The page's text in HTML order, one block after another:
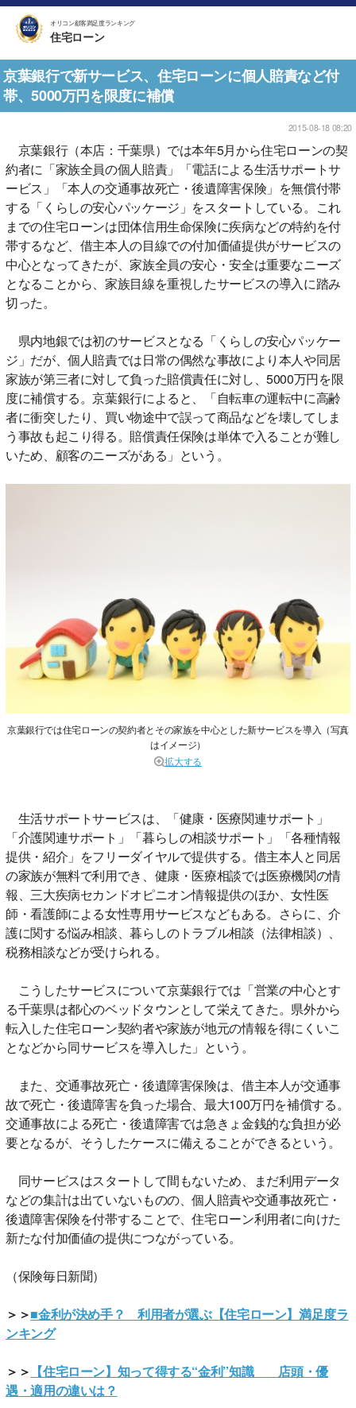
オリコン顧客満足度ランキング
住宅ローン
京葉銀行で新サービス、住宅ローンに個人賠責など付
帯、5000万円を限度に補償
2015-08-18 08:20
京葉銀行（本店：千葉県）では本年5月から住宅ローンの契
約者に「家族全員の個人賠責」「電話による生活サポートサ
ービス」「本人の交通事故死亡・後遺障害保険」を無償付帯
する「くらしの安心パッケージ」をスタートしている。これ
までの住宅ローンは団体信用生命保険に疾病などの特約を付
帯するなど、借主本人の目線での付加価値提供がサービスの
中心となってきたが、家族全員の安心・安全は重要なニーズ
となることから、家族目線を重視したサービスの導入に踏み
切った。
県内地銀では初のサービスとなる「くらしの安心パッケー
ジ」だが、個人賠責では日常の偶然な事故により本人や同居
家族が第三者に対して負った賠償責任に対し、5000万円を限
度に補償する。京葉銀行によると、「自転車の運転中に高齢
者に衝突したり、買い物途中で誤って商品などを壊してしま
う事故も起こり得る。賠償責任保険は単体で入ることが難し
いため、顧客のニーズがある」という。
京葉銀行では住宅ローンの契約者とその家族を中心とした新サービスを導入（写真
はイメージ）
拡大する
生活サポートサービスは、「健康・医療関連サポート」
「介護関連サポート」「暮らしの相談サポート」「各種情報
提供・紹介」をフリーダイヤルで提供する。借主本人と同居
の家族が無料で利用でき、健康・医療相談では医療機関の情
報、三大疾病セカンドオピニオン情報提供のほか、女性医
師・看護師による女性専用サービスなどもある。さらに、介
護に関する悩み相談、暮らしのトラブル相談（法律相談）、
税務相談などが受けられる。
こうしたサービスについて京葉銀行では「営業の中心とす
る千葉県は都心のベッドタウンとして栄えてきた。県外から
転入した住宅ローン契約者や家族が地元の情報を得にくいこ
となどから同サービスを導入した」という。
また、交通事故死亡・後遺障害保険は、借主本人が交通事
故で死亡・後遺障害を負った場合、最大100万円を補償する。
交通事故による死亡・後遺障害では急きょ金銭的な負担が必
要となるが、そうしたケースに備えることができるという。
同サービスはスタートして間もないため、まだ利用データ
などの集計は出ていないものの、個人賠責や交通事故死亡・
後遺障害保険を付帯することで、住宅ローン利用者に向けた
新たな付加価値の提供につながっている。
（保険毎日新聞）
＞＞■金利が決め手？ 利用者が選ぶ【住宅ローン】満足度ラ
ンキング
＞＞ 【住宅ローン】知って得する“金利”知識 店頭・優
遇・適用の違いは？